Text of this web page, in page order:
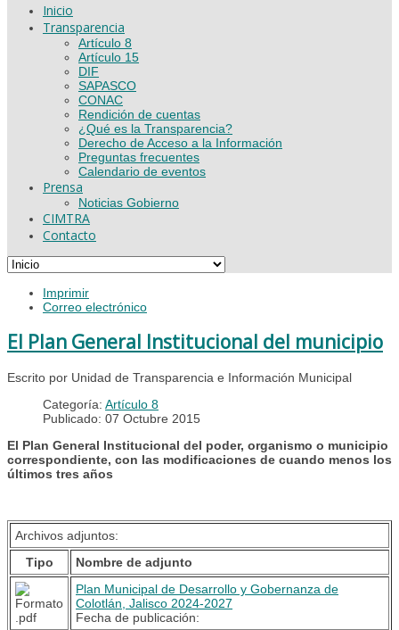
Inicio
Transparencia
Artículo 8
Artículo 15
DIF
SAPASCO
CONAC
Rendición de cuentas
¿Qué es la Transparencia?
Derecho de Acceso a la Información
Preguntas frecuentes
Calendario de eventos
Prensa
Noticias Gobierno
CIMTRA
Contacto
Imprimir
Correo electrónico
El Plan General Institucional del municipio
Escrito por Unidad de Transparencia e Información Municipal
Categoría: Artículo 8
Publicado: 07 Octubre 2015
El Plan General Institucional del poder, organismo o municipio
correspondiente, con las modificaciones de cuando menos los
últimos tres años
Archivos adjuntos:
Tipo
Nombre de adjunto
Plan Municipal de Desarrollo y Gobernanza de
Colotlán, Jalisco 2024-2027
Fecha de publicación: